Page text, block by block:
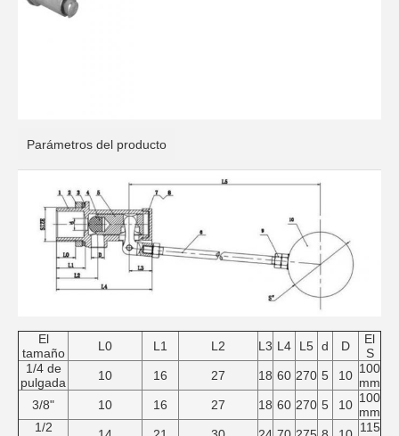
Parámetros del producto
El
tamaño
L0 L1 L2 L3 L4 L5 d D
El
S
1/4 de
pulgada
10 16 27 18 60 270 5 10 100
mm
3/8"
10 16 27 18 60 270 5 10 100
mm
1/2
115